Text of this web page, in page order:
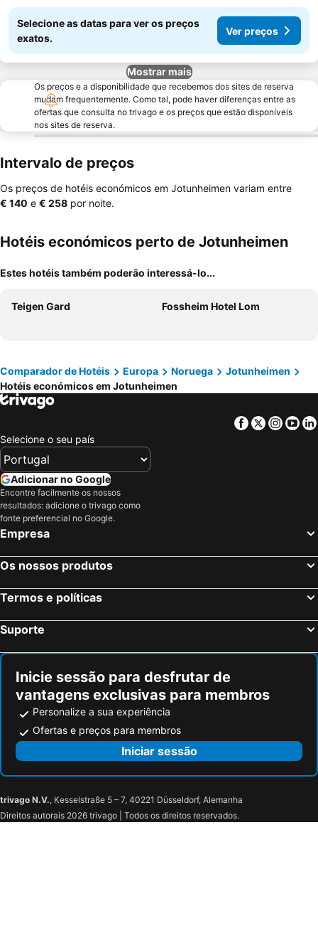
Selecione as datas para ver os preços
exatos.
Ver preços
Mostrar mais
Os preços e a disponibilidade que recebemos dos sites de reserva
mudam frequentemente. Como tal, pode haver diferenças entre as
ofertas que consulta no trivago e os preços que estão disponíveis
nos sites de reserva.
Intervalo de preços
Os preços de hotéis económicos em Jotunheimen variam entre
‎€ 140 e ‎€ 258 por noite.
Hotéis económicos perto de Jotunheimen
Estes hotéis também poderão interessá-lo...
Teigen Gard Fossheim Hotel Lom
Comparador de Hotéis Europa Noruega
Jotunheimen
Hotéis económicos em Jotunheimen
Facebook
Twitter
Selecione o seu país
Adicionar no Google
Encontre facilmente os nossos
resultados: adicione o trivago como
fonte preferencial no Google.
Empresa
Os nossos produtos
Termos e políticas
Suporte
Inicie sessão para desfrutar de
vantagens exclusivas para membros
Personalize a sua experiência
Ofertas e preços para membros
Iniciar sessão
trivago N.V., Kesselstraße 5 – 7, 40221 Düsseldorf, Alemanha
Direitos autorais 2026 trivago | Todos os direitos reservados.